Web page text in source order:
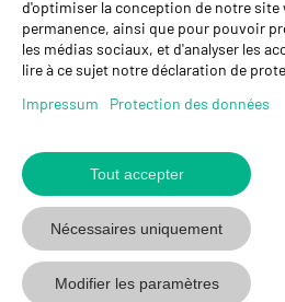
GYSO SA
Succursale Crissier
Chemin de Closalet 20
1023 Crissier
+41 21 637 70 90
www.gyso.ch
suivez
GYSO
sur
suivez
GYSO
suivez
GYSO
sur
d'optimiser la conception de notre site
permanence, ainsi que pour pouvoir
les médias sociaux, et d'analyser les
lire à ce sujet notre déclaration de
Impressum
Protection des données
Tout accepter
Nécessaires uniquement
Modifier les paramètres